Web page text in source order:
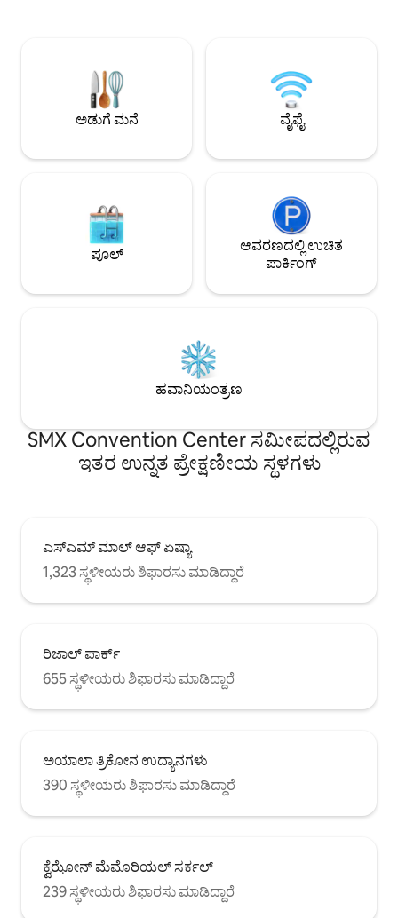
ವಾರಾಂತ್ಯದ ಪಟಾಕಿಗಳ ನೋಟಗಳೊಂದಿಗೆ ಬಾಲ್ಕನಿ.
MOA ಗೆ ನಡೆಯಬಹುದು. ವಿಮಾನ ನಿಲ್ದಾಣ, SM
ಅರೆನಾ, SMX, ಮನಿಲಾ ಬೇ, ಕ್ಯಾಸಿನೊಗಳು,
ರೆಸ್ಟೋರೆಂಟ್‌ಗಳು ಮತ್ತು ಹೆಚ್ಚಿನವುಗಳಿಗೆ ಹತ್ತಿರ
ಅಥವಾ ನೀವು
ಹೊಂದಿದ್ದರೆ ನೀವು
ಸಂಪರ್ಕಿಸಬಹುದು. ಪಾರ್ಕಿಂಗ್ ಸ್ಲಾಟ್ (ನಮ್ಮ ಘಟಕಕ್ಕೆ
ಒಂದು ಸ್ಲಾಟ್ ಇಲ್ಲ)
ಅಡುಗೆ ಮನೆ ವೈಫೈ
ಪೂಲ್
ಆವರಣದಲ್ಲಿ ಉಚಿತ
ಪಾರ್ಕಿಂಗ್
ಹವಾನಿಯಂತ್ರಣ
SMX Convention Center ಸಮೀಪದಲ್ಲಿರುವ
ಇತರ ಉನ್ನತ ಪ್ರೇಕ್ಷಣೀಯ ಸ್ಥಳಗಳು
ಎಸ್‌ಎಮ್ ಮಾಲ್ ಆಫ್ ಏಷ್ಯಾ
1,323 ಸ್ಥಳೀಯರು ಶಿಫಾರಸು ಮಾಡಿದ್ದಾರೆ
ರಿಜಾಲ್ ಪಾರ್ಕ್
655 ಸ್ಥಳೀಯರು ಶಿಫಾರಸು ಮಾಡಿದ್ದಾರೆ
ಅಯಾಲಾ ತ್ರಿಕೋನ ಉದ್ಯಾನಗಳು
390 ಸ್ಥಳೀಯರು ಶಿಫಾರಸು ಮಾಡಿದ್ದಾರೆ
ಕ್ವೆಝೋನ್ ಮೆಮೊರಿಯಲ್ ಸರ್ಕಲ್
239 ಸ್ಥಳೀಯರು ಶಿಫಾರಸು ಮಾಡಿದ್ದಾರೆ